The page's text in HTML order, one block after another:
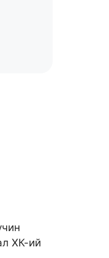
ХК-ий